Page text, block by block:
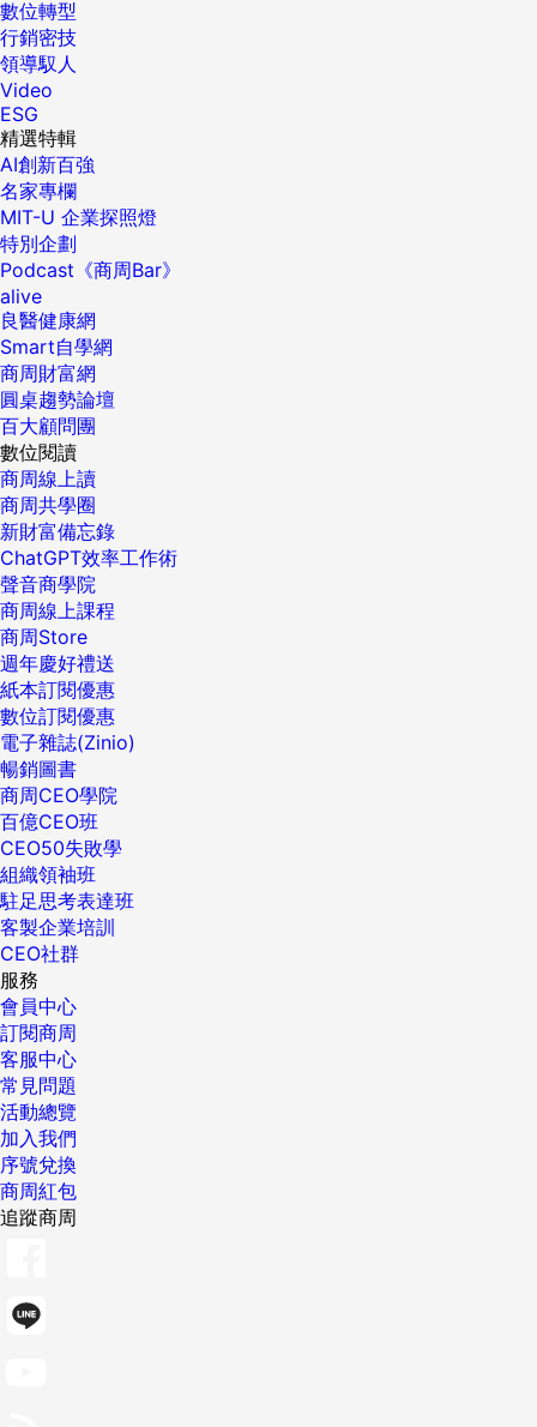
數位轉型
行銷密技
領導馭人
Video
ESG
精選特輯
AI創新百強
名家專欄
MIT-U 企業探照燈
特別企劃
Podcast《商周Bar》
alive
良醫健康網
Smart自學網
商周財富網
圓桌趨勢論壇
百大顧問團
數位閱讀
商周線上讀
商周共學圈
新財富備忘錄
ChatGPT效率工作術
聲音商學院
商周線上課程
商周Store
週年慶好禮送
紙本訂閱優惠
數位訂閱優惠
電子雜誌(Zinio)
暢銷圖書
商周CEO學院
百億CEO班
CEO50失敗學
組織領袖班
駐足思考表達班
客製企業培訓
CEO社群
服務
會員中心
訂閱商周
客服中心
常見問題
活動總覽
加入我們
序號兌換
商周紅包
追蹤商周